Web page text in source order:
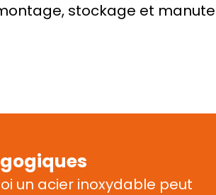
stockage et
un acier inoxydable peut